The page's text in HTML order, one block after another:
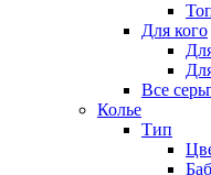
Для кого
Все
Колье
Тип